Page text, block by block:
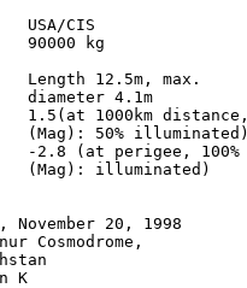
USA/CIS
90000 kg
Length 12.5m, max.
diameter 4.1m
1.5(at 1000km distance,
(Mag): 50% illuminated)
-2.8 (at perigee, 100%
(Mag): illuminated)
November 20, 1998
Cosmodrome,
K